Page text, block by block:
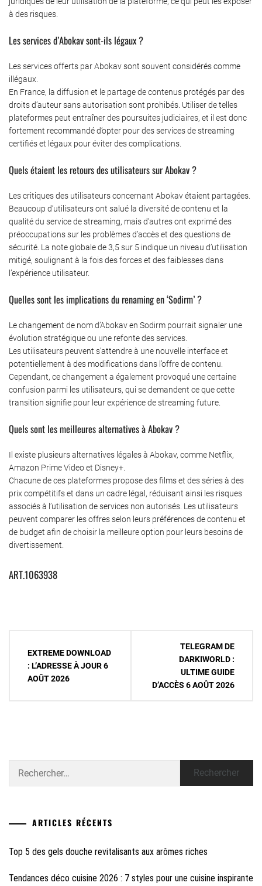
à des risques.
Les services d’Abokav sont-ils légaux ?
Les services offerts par Abokav sont souvent considérés comme
illégaux.
En France, la diffusion et le partage de contenus protégés par des
droits d’auteur sans autorisation sont prohibés. Utiliser de telles
plateformes peut entraîner des poursuites judiciaires, et il est donc
fortement recommandé d’opter pour des services de streaming
certifiés et légaux pour éviter des complications.
Quels étaient les retours des utilisateurs sur Abokav ?
Les critiques des utilisateurs concernant Abokav étaient partagées.
Beaucoup d’utilisateurs ont salué la diversité de contenu et la
qualité du service de streaming, mais d’autres ont exprimé des
préoccupations sur les problèmes d’accès et des questions de
sécurité. La note globale de 3,5 sur 5 indique un niveau d’utilisation
mitigé, soulignant à la fois des forces et des faiblesses dans
l’expérience utilisateur.
Quelles sont les implications du renaming en ‘Sodirm’ ?
Le changement de nom d’Abokav en Sodirm pourrait signaler une
évolution stratégique ou une refonte des services.
Les utilisateurs peuvent s’attendre à une nouvelle interface et
potentiellement à des modifications dans l’offre de contenu.
Cependant, ce changement a également provoqué une certaine
confusion parmi les utilisateurs, qui se demandent ce que cette
transition signifie pour leur expérience de streaming future.
Quels sont les meilleures alternatives à Abokav ?
Il existe plusieurs alternatives légales à Abokav, comme Netflix,
Amazon Prime Video et Disney+.
Chacune de ces plateformes propose des films et des séries à des
prix compétitifs et dans un cadre légal, réduisant ainsi les risques
associés à l’utilisation de services non autorisés. Les utilisateurs
peuvent comparer les offres selon leurs préférences de contenu et
de budget afin de choisir la meilleure option pour leurs besoins de
divertissement.
ART.1063938
l’article
EXTREME DOWNLOAD
: L’ADRESSE À JOUR 6
AOÛT 2026
TELEGRAM DE
DARKIWORLD :
ULTIME GUIDE
D’ACCÈS 6 AOÛT 2026
ARTICLES RÉCENTS
Top 5 des gels douche revitalisants aux arômes riches
Tendances déco cuisine 2026 : 7 styles pour une cuisine inspirante